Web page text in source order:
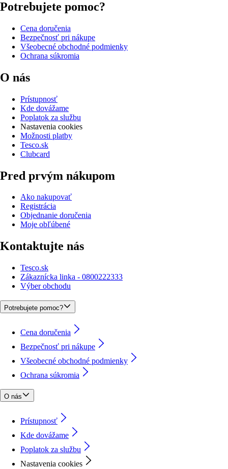
Potrebujete pomoc?
Cena doručenia
Bezpečnosť pri nákupe
Všeobecné obchodné podmienky
Ochrana súkromia
O nás
Prístupnosť
Kde dovážame
Poplatok za službu
Nastavenia cookies
Možnosti platby
Tesco.sk
Clubcard
Pred prvým nákupom
Ako nakupovať
Registrácia
Objednanie doručenia
Moje obľúbené
Kontaktujte nás
Tesco.sk
Zákaznícka linka - 0800222333
Výber obchodu
Potrebujete pomoc?
Cena doručenia
Bezpečnosť pri nákupe
Všeobecné obchodné podmienky
Ochrana súkromia
O nás
Prístupnosť
Kde dovážame
Poplatok za službu
Nastavenia cookies